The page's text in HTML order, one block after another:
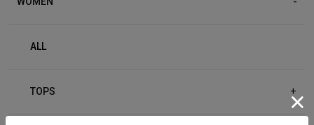
ALL
TOPS +